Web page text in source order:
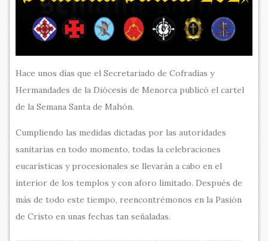
Hace unos días que el Secretariado de Cofradías y
Hermandades de la Diócesis de Menorca publicó el cartel
de la Semana Santa de Mahón.
Cumpliendo las medidas dictadas por las autoridades
sanitarias en todo momento, todas la celebraciones
eucarísticas y procesionales se llevarán a cabo en el
interior de los templos y con aforo limitado. Después de
más de todo este tiempo, reencontrémonos en la Pasión
de Cristo en unas fechas tan señaladas.